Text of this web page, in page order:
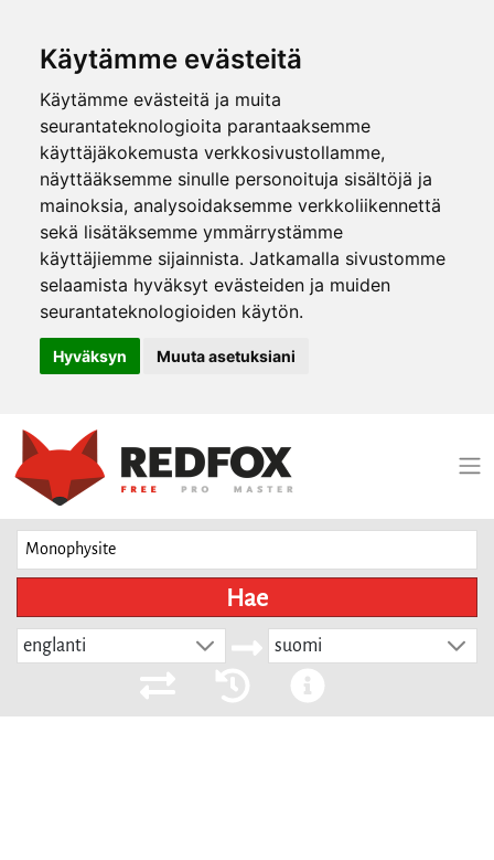
Käytämme evästeitä
Käytämme evästeitä ja muita
seurantateknologioita parantaaksemme
käyttäjäkokemusta verkkosivustollamme,
näyttääksemme sinulle personoituja sisältöjä ja
mainoksia, analysoidaksemme verkkoliikennettä
sekä lisätäksemme ymmärrystämme
käyttäjiemme sijainnista. Jatkamalla sivustomme
selaamista hyväksyt evästeiden ja muiden
seurantateknologioiden käytön.
Hyväksyn Muuta asetuksiani
Hae
englanti suomi